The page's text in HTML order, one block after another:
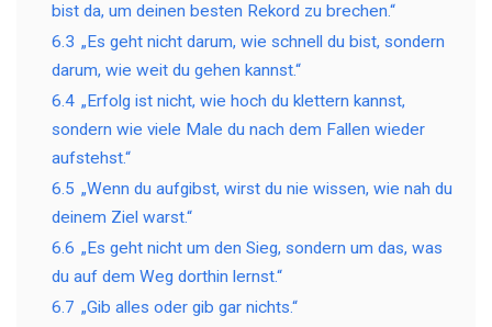
bist da, um deinen besten Rekord zu brechen.“
6.3 „Es geht nicht darum, wie schnell du bist, sondern
darum, wie weit du gehen kannst.“
6.4 „Erfolg ist nicht, wie hoch du klettern kannst,
sondern wie viele Male du nach dem Fallen wieder
aufstehst.“
6.5 „Wenn du aufgibst, wirst du nie wissen, wie nah du
deinem Ziel warst.“
6.6 „Es geht nicht um den Sieg, sondern um das, was
du auf dem Weg dorthin lernst.“
6.7 „Gib alles oder gib gar nichts.“